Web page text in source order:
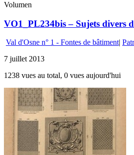
Volumen
VO1_PL234bis – Sujets divers
Val d'Osne n° 1 - Fontes de bâtiment|
7 juillet 2013
1238 vues au total, 0 vues aujourd'hui